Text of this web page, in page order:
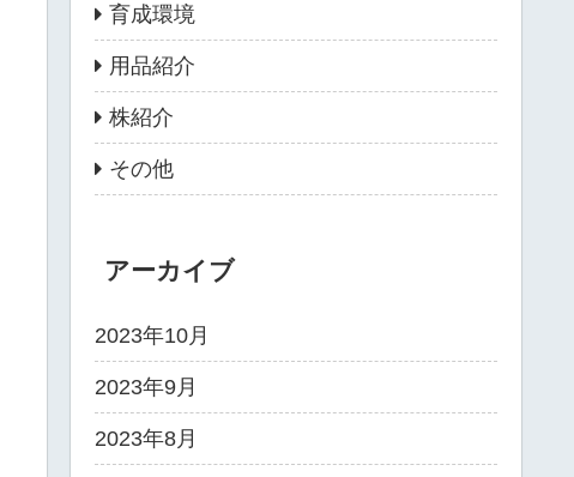
育成環境
用品紹介
株紹介
その他
アーカイブ
2023年10月
2023年9月
2023年8月